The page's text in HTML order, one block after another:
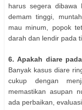
harus segera dibawa
demam tinggi,
mau minum, popok
darah dan lendir pada
6. Apakah diare
Banyak kasus diare
cukup dengan
memastikan asupan
ada perbaikan,